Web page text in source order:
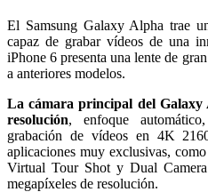
El Samsung Galaxy Alpha trae
capaz de grabar vídeos de una
iPhone 6 presenta una lente de
a anteriores modelos.
La cámara principal del Galaxy
resolución, enfoque
grabación de vídeos en 4K
aplicaciones muy exclusivas,
Virtual Tour Shot y Dual
megapíxeles de resolución.